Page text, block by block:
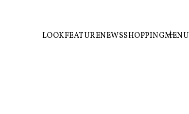
LOOKFEATURENEWSSHOPPINGMENU